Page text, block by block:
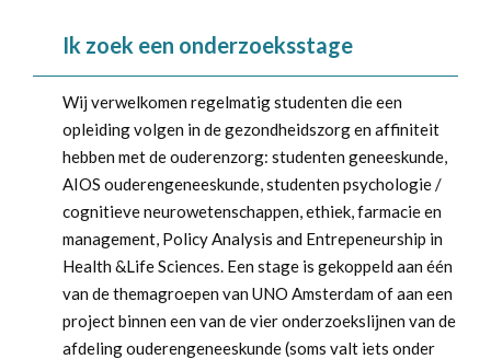
Ik zoek een onderzoeksstage
Wij verwelkomen regelmatig studenten die een
opleiding volgen in de gezondheidszorg en affiniteit
hebben met de ouderenzorg: studenten geneeskunde,
AIOS ouderengeneeskunde, studenten psychologie /
cognitieve neurowetenschappen, ethiek, farmacie en
management, Policy Analysis and Entrepeneurship in
Health &Life Sciences. Een stage is gekoppeld aan één
van de themagroepen van UNO Amsterdam of aan een
project binnen een van de vier onderzoekslijnen van de
afdeling ouderengeneeskunde (soms valt iets onder